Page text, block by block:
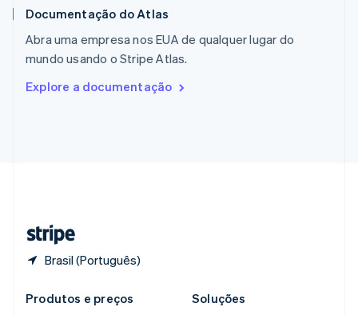
Documentação do Atlas
Abra uma empresa nos EUA de qualquer lugar do
mundo usando o Stripe Atlas.
Explore a documentação
Brasil (Português)
Reino Unido
República Tcheca
English
English
Produtos e preços
Soluções